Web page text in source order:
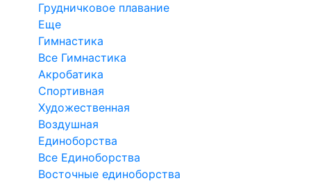
Грудничковое плавание
Еще
Гимнастика
Все Гимнастика
Акробатика
Спортивная
Художественная
Воздушная
Единоборства
Все Единоборства
Восточные единоборства